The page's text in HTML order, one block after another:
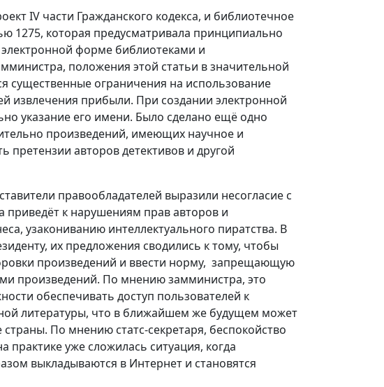
IV части Гражданского кодекса, и библиотечное
1275, которая предусматривала принципиально
форме библиотеками и
положения этой статьи в значительной
существенные ограничения на использование
извлечения прибыли. При создании электронной
указание его имени. Было сделано ещё одно
произведений, имеющих научное и
претензии авторов детективов и другой
правообладателей выразили несогласие с
приведёт к нарушениям прав авторов и
узакониванию интеллектуального пиратства. В
их предложения сводились к тому, чтобы
произведений и ввести норму, запрещающую
произведений. По мнению замминистра, это
обеспечивать доступ пользователей к
литературы, что в ближайшем же будущем может
По мнению статс-секретаря, беспокойство
практике уже сложилась ситуация, когда
выкладываются в Интернет и становятся